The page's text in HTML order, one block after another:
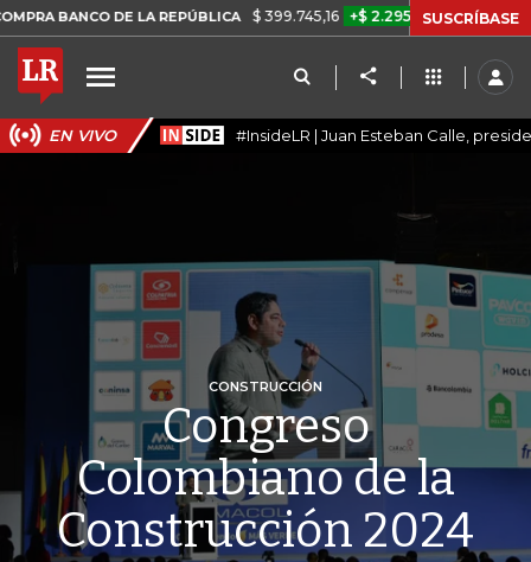
DE LA REPÚBLICA $ 399.745,16 +$ 2.295,71 +0,58% TASA DE
SUSCRÍBASE
EN VIVO #InsideLR | Juan Esteban Calle,
CONSTRUCCIÓN
Congreso
Colombiano de la
Construcción 2024